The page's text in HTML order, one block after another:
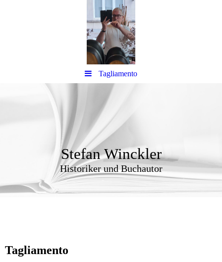
Tagliamento
Stefan Winckler
Historiker und Buchautor
Tagliamento